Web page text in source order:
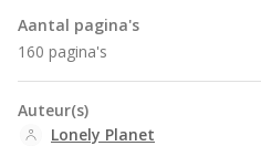
Aantal pagina's
160 pagina's
Auteur(s)
Lonely Planet